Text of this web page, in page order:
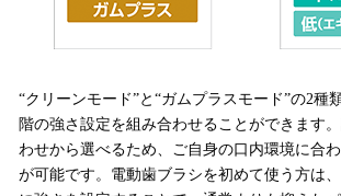
“クリーンモード”と“ガムプラスモード”の2種
階の強さ設定を組み合わせることができます
わせから選べるため、ご自身の口内環境に合
が可能です。電動歯ブラシを初めて使う方は